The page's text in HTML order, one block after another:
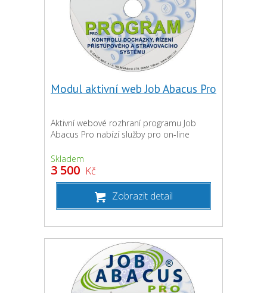
Modul aktivní web Job Abacus Pro
Aktivní webové rozhraní programu Job
Abacus Pro nabízí služby pro on-line
Skladem
3 500 Kč
Zobrazit detail